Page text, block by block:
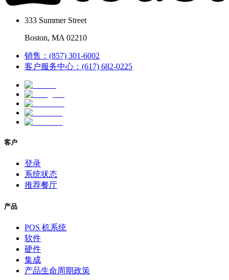
333 Summer Street
Boston, MA 02210
销售：(857) 301-6002
客户服务中心：(617) 682-0225
客户
登录
系统状态
推荐餐厅
产品
POS 机系统
软件
硬件
集成
产品生命周期政策